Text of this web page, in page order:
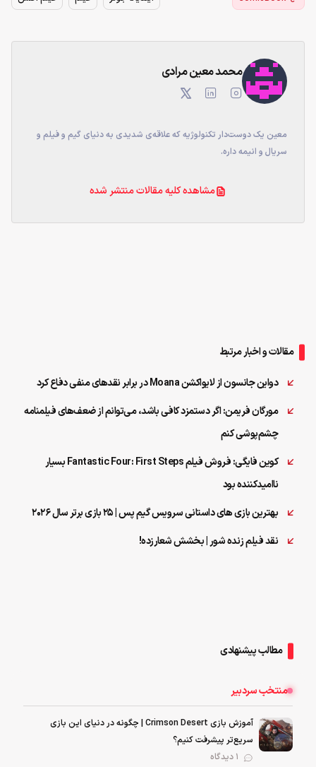
محمد معین مرادی
معین یک دوست‌دار تکنولوژیه که علاقه‌ی شدیدی به دنیای گیم و فیلم و
سریال و انیمه داره.
مشاهده کلیه مقالات منتشر شده
مقالات و اخبار مرتبط
دواین جانسون از لایواکشن Moana در برابر نقدهای منفی دفاع کرد
مورگان فریمن: اگر دستمزد کافی باشد، می‌توانم از ضعف‌های فیلمنامه
چشم‌پوشی کنم
کوین فایگی: فروش فیلم Fantastic Four: First Steps بسیار
ناامیدکننده بود
بهترین بازی‌ های داستانی سرویس گیم پس | ۲۵ بازی برتر سال ۲۰۲۶
نقد فیلم زنده شور | بخشش شعارزده!
مطالب پیشنهادی
منتخب سردبیر
آموزش بازی Crimson Desert | چگونه در دنیای این بازی
سریع‌تر پیشرفت کنیم؟